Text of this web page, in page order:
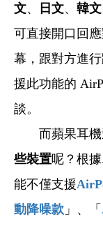
文、 日文、 韓文
可直接開口回
幕，跟對方進
援此功能的
談。
而蘋果耳機
些裝置呢？根
能不僅支援
動降噪款 」、「